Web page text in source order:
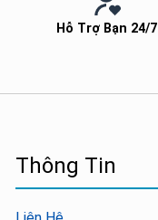
Hỗ Trợ Bạn 24/7
Thông Tin